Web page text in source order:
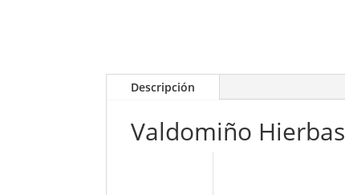
Descripción
Valdomiño Hierbas